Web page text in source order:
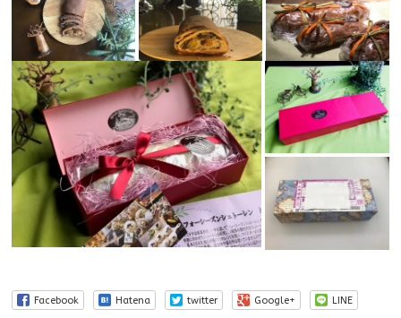
Facebook Hatena twitter Google+ LINE